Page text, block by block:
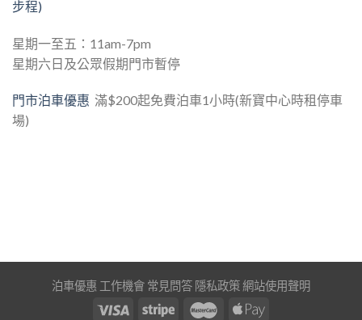
步程)
星期一至五：11am-7pm
星期六日及公眾假期門市暫停
門市泊車優惠 滿$200起免費泊車1小時(新寶中心時租停車
場)
泊車優惠 工作機會 常見問答 隱私政策網站使用聲明